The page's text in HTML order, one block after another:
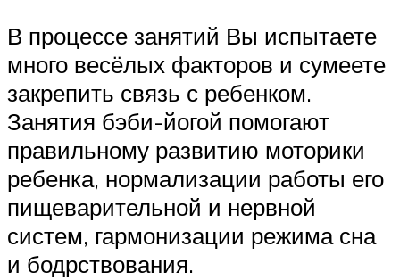
В процессе занятий Вы испытаете
много весёлых факторов и сумеете
закрепить связь с ребенком.
Занятия бэби-йогой помогают
правильному развитию моторики
ребенка, нормализации работы его
пищеварительной и нервной
систем, гармонизации режима сна
и бодрствования.